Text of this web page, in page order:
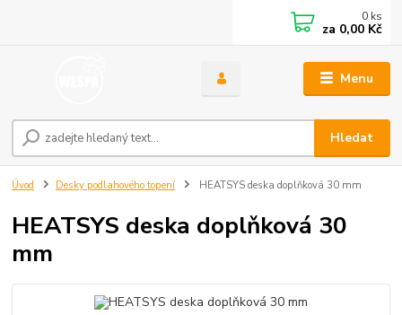
Menu
Hledat
0 ks
za 0,00 Kč
Úvod Desky podlahového topení HEATSYS deska doplňková 30 mm
HEATSYS deska doplňková 30
mm